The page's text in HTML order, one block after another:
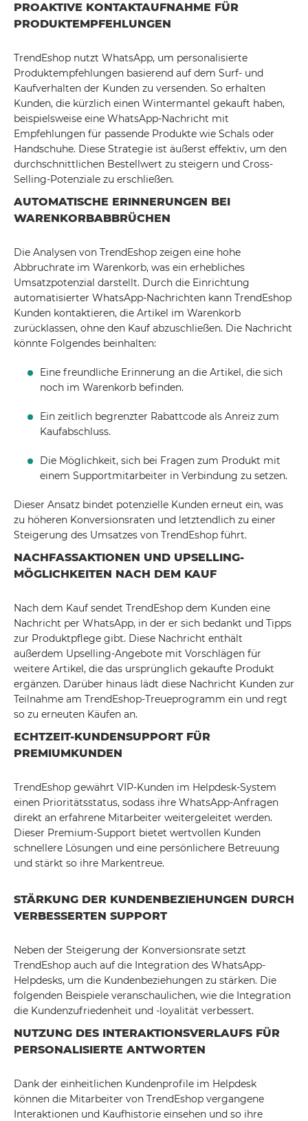
PROAKTIVE KONTAKTAUFNAHME FÜR
PRODUKTEMPFEHLUNGEN
TrendEshop nutzt WhatsApp, um personalisierte
Produktempfehlungen basierend auf dem Surf- und
Kaufverhalten der Kunden zu versenden. So erhalten
Kunden, die kürzlich einen Wintermantel gekauft haben,
beispielsweise eine WhatsApp-Nachricht mit
Empfehlungen für passende Produkte wie Schals oder
Handschuhe. Diese Strategie ist äußerst effektiv, um den
durchschnittlichen Bestellwert zu steigern und Cross-
Selling-Potenziale zu erschließen.
AUTOMATISCHE ERINNERUNGEN BEI
WARENKORBABBRÜCHEN
Die Analysen von TrendEshop zeigen eine hohe
Abbruchrate im Warenkorb, was ein erhebliches
Umsatzpotenzial darstellt. Durch die Einrichtung
automatisierter WhatsApp-Nachrichten kann TrendEshop
Kunden kontaktieren, die Artikel im Warenkorb
zurücklassen, ohne den Kauf abzuschließen. Die Nachricht
könnte Folgendes beinhalten:
Eine freundliche Erinnerung an die Artikel, die sich
noch im Warenkorb befinden.
Ein zeitlich begrenzter Rabattcode als Anreiz zum
Kaufabschluss.
Die Möglichkeit, sich bei Fragen zum Produkt mit
einem Supportmitarbeiter in Verbindung zu setzen.
Dieser Ansatz bindet potenzielle Kunden erneut ein, was
zu höheren Konversionsraten und letztendlich zu einer
Steigerung des Umsatzes von TrendEshop führt.
NACHFASSAKTIONEN UND UPSELLING-
MÖGLICHKEITEN NACH DEM KAUF
Nach dem Kauf sendet TrendEshop dem Kunden eine
Nachricht per WhatsApp, in der er sich bedankt und Tipps
zur Produktpflege gibt. Diese Nachricht enthält
außerdem Upselling-Angebote mit Vorschlägen für
weitere Artikel, die das ursprünglich gekaufte Produkt
ergänzen. Darüber hinaus lädt diese Nachricht Kunden zur
Teilnahme am TrendEshop-Treueprogramm ein und regt
so zu erneuten Käufen an.
ECHTZEIT-KUNDENSUPPORT FÜR
PREMIUMKUNDEN
TrendEshop gewährt VIP-Kunden im Helpdesk-System
einen Prioritätsstatus, sodass ihre WhatsApp-Anfragen
direkt an erfahrene Mitarbeiter weitergeleitet werden.
Dieser Premium-Support bietet wertvollen Kunden
schnellere Lösungen und eine persönlichere Betreuung
und stärkt so ihre Markentreue.
STÄRKUNG DER KUNDENBEZIEHUNGEN DURCH
VERBESSERTEN SUPPORT
Neben der Steigerung der Konversionsrate setzt
TrendEshop auch auf die Integration des WhatsApp-
Helpdesks, um die Kundenbeziehungen zu stärken. Die
folgenden Beispiele veranschaulichen, wie die Integration
die Kundenzufriedenheit und -loyalität verbessert.
NUTZUNG DES INTERAKTIONSVERLAUFS FÜR
PERSONALISIERTE ANTWORTEN
Dank der einheitlichen Kundenprofile im Helpdesk
können die Mitarbeiter von TrendEshop vergangene
Interaktionen und Kaufhistorie einsehen und so ihre